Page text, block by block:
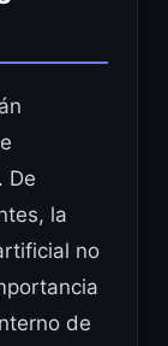
De
la
no
de